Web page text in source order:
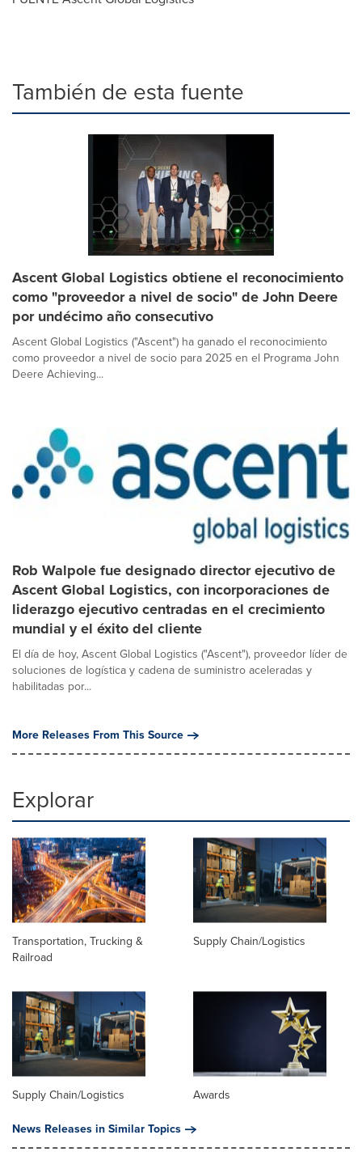
También de esta fuente
Ascent Global Logistics obtiene el reconocimiento
como "proveedor a nivel de socio" de John Deere
por undécimo año consecutivo
Ascent Global Logistics ("Ascent") ha ganado el reconocimiento
como proveedor a nivel de socio para 2025 en el Programa John
Deere Achieving...
Rob Walpole fue designado director ejecutivo de
Ascent Global Logistics, con incorporaciones de
liderazgo ejecutivo centradas en el crecimiento
mundial y el éxito del cliente
El día de hoy, Ascent Global Logistics ("Ascent"), proveedor líder de
soluciones de logística y cadena de suministro aceleradas y
habilitadas por...
More Releases From This Source
Explorar
Transportation, Trucking &
Railroad
Supply Chain/Logistics
Supply Chain/Logistics
Awards
News Releases in Similar Topics